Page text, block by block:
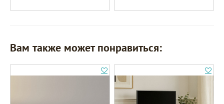
Вам также может понравиться: